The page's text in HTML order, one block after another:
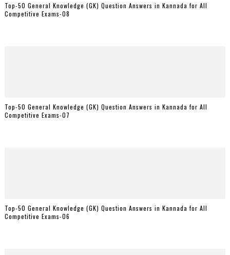
Top-50 General Knowledge (GK) Question Answers in Kannada for All
Competitive Exams-08
Top-50 General Knowledge (GK) Question Answers in Kannada for All
Competitive Exams-07
Top-50 General Knowledge (GK) Question Answers in Kannada for All
Competitive Exams-06